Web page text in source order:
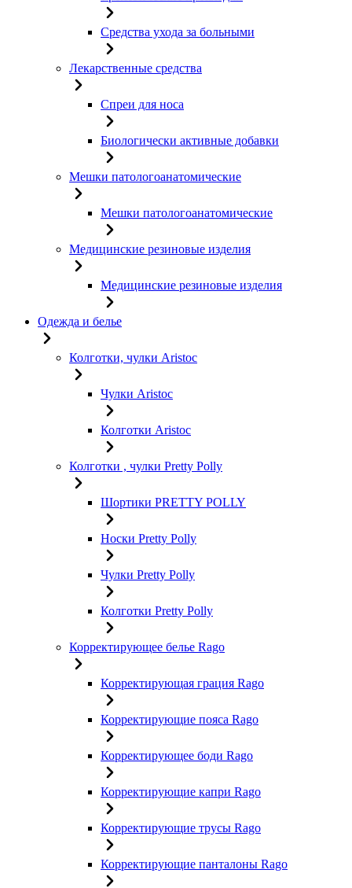
Средства ухода за больными
Лекарственные средства
Спреи для носа
Биологически активные добавки
Мешки патологоанатомические
Мешки патологоанатомические
Медицинские резиновые изделия
Медицинские резиновые изделия
Одежда и белье
Колготки, чулки Aristoc
Чулки Aristoc
Колготки Aristoc
Колготки , чулки Pretty Polly
Шортики PRETTY POLLY
Носки Pretty Polly
Чулки Pretty Polly
Колготки Pretty Polly
Корректирующее белье Rago
Корректирующая грация Rago
Корректирующие пояса Rago
Корректирующее боди Rago
Корректирующие капри Rago
Корректирующие трусы Rago
Корректирующие панталоны Rago